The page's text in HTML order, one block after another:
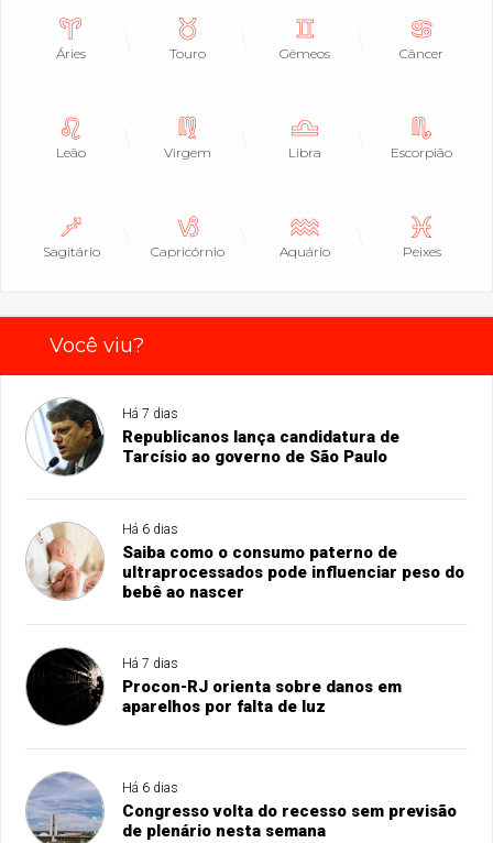
Áries Touro Gêmeos Câncer
Leão Virgem Libra Escorpião
Sagitário Capricórnio Aquário Peixes
Você viu?
Há 7 dias
Republicanos lança candidatura de
Tarcísio ao governo de São Paulo
Há 6 dias
Saiba como o consumo paterno de
ultraprocessados pode influenciar peso do
bebê ao nascer
Há 7 dias
Procon-RJ orienta sobre danos em
aparelhos por falta de luz
Há 6 dias
Congresso volta do recesso sem previsão
de plenário nesta semana